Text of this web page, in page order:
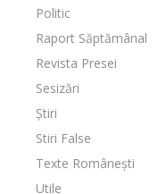
Politic
Raport Săptămânal
Revista Presei
Sesizări
Știri
Stiri False
Texte Românești
Utile